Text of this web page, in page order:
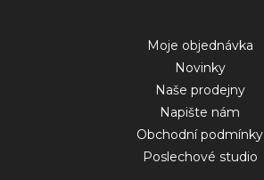
Moje objednávka
Novinky
Naše prodejny
Napište nám
Obchodní podmínky
Poslechové studio